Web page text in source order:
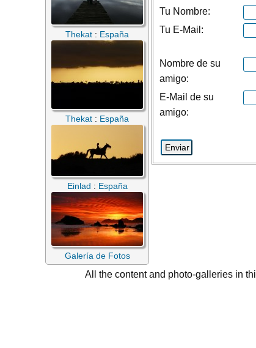
Thekat : España
Thekat : España
Einlad : España
Galería de Fotos
Tu Nombre:
Tu E-Mail:
Nombre de su
amigo:
E-Mail de su
amigo:
All the content and photo-galleries in